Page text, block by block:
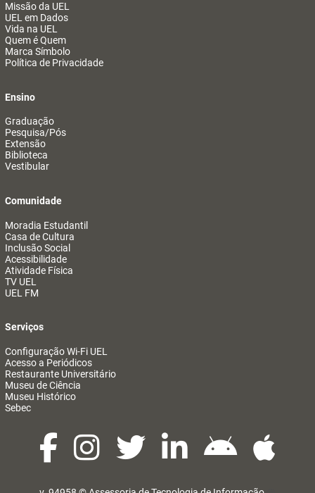
Missão da UEL
UEL em Dados
Vida na UEL
Quem é Quem
Marca Símbolo
Política de Privacidade
Ensino
Graduação
Pesquisa/Pós
Extensão
Biblioteca
Vestibular
Comunidade
Moradia Estudantil
Casa de Cultura
Inclusão Social
Acessibilidade
Atividade Física
TV UEL
UEL FM
Serviços
Configuração Wi-Fi UEL
Acesso a Periódicos
Restaurante Universitário
Museu de Ciência
Museu Histórico
Sebec